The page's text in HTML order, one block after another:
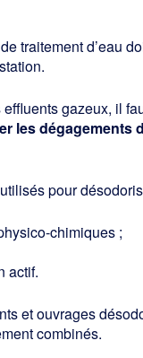
traitement d’eau
gazeux, il
les dégagements
pour
chimiques ;
actif.
et ouvrages
combinés.